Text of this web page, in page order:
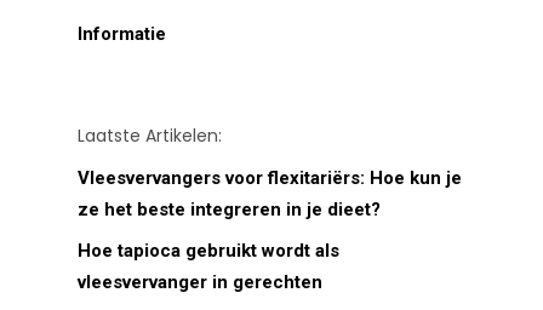
Informatie
Laatste Artikelen:
Vleesvervangers voor flexitariërs: Hoe kun je
ze het beste integreren in je dieet?
Hoe tapioca gebruikt wordt als
vleesvervanger in gerechten